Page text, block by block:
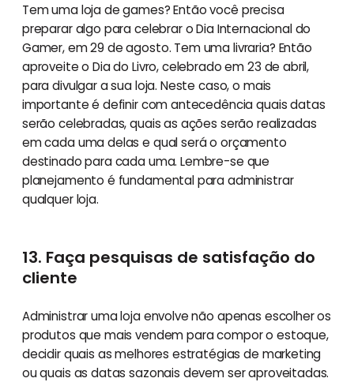
Tem uma loja de games? Então você precisa
preparar algo para celebrar o Dia Internacional do
Gamer, em 29 de agosto. Tem uma livraria? Então
aproveite o Dia do Livro, celebrado em 23 de abril,
para divulgar a sua loja. Neste caso, o mais
importante é definir com antecedência quais datas
serão celebradas, quais as ações serão realizadas
em cada uma delas e qual será o orçamento
destinado para cada uma. Lembre-se que
planejamento é fundamental para administrar
qualquer loja.
13. Faça pesquisas de satisfação do
cliente
Administrar uma loja envolve não apenas escolher os
produtos que mais vendem para compor o estoque,
decidir quais as melhores estratégias de marketing
ou quais as datas sazonais devem ser aproveitadas.